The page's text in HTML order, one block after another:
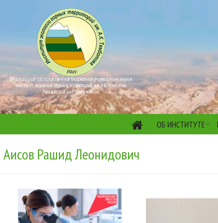
Федеральное государственное бюджетное учреждение науки
Институт экологии горных территорий им. А.К. Темботова
Российской академии наук
ОБ ИНСТИТУТЕ
Аисов Рашид Леонидович